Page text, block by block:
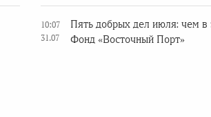
10:07
31.07
Пять добрых дел июля: чем в
Фонд «Восточный Порт»